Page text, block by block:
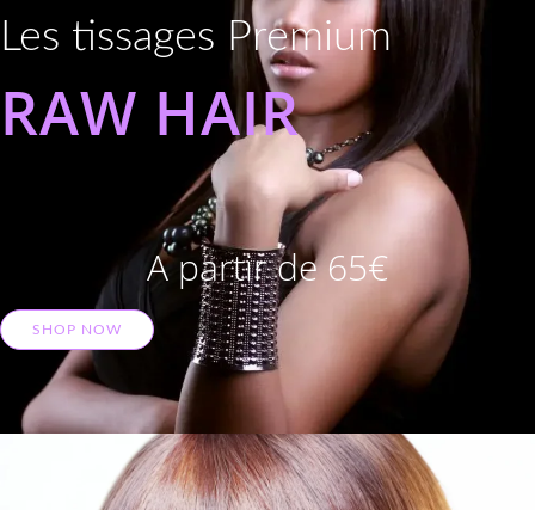
Les tissages Premium
RAW HAIR
A partir de 65€
SHOP NOW